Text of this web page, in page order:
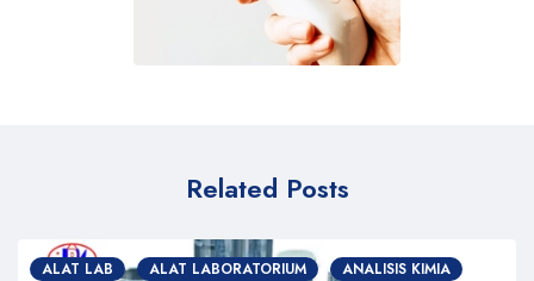
Related Posts
ALAT LAB ALAT LABORATORIUM
ANALISIS KIMIA